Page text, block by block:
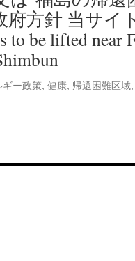
方針 当サイ
to be lifted near
ー政策, 健康, 帰還困難区域